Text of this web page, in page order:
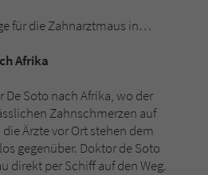
für die Zahnarztmaus in…
Afrika
Soto nach Afrika, wo der
Zahnschmerzen auf
Ärzte vor Ort stehen dem
gegenüber. Doktor de Soto
direkt per Schiff auf den Weg.